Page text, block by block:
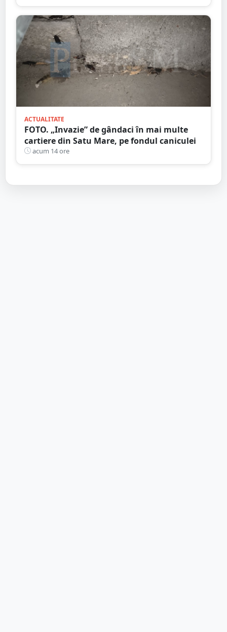
ACTUALITATE
FOTO. „Invazie” de gândaci în mai multe
cartiere din Satu Mare, pe fondul caniculei
acum 14 ore